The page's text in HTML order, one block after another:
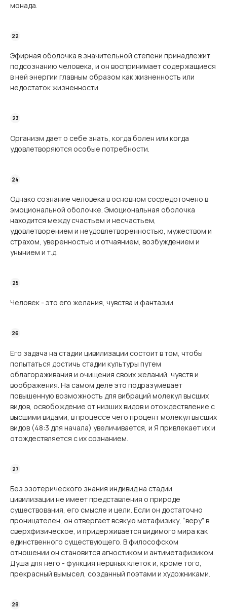
монада.
Эфирная оболочка в значительной степени принадлежит
подсознанию человека, и он воспринимает содержащиеся
в ней энергии главным образом как жизненность или
недостаток жизненности.
Организм дает о себе знать, когда болен или когда
удовлетворяются особые потребности.
Однако сознание человека в основном сосредоточено в
эмоциональной оболочке. Эмоциональная оболочка
находится между счастьем и несчастьем,
удовлетворением и неудовлетворенностью, мужеством и
страхом, уверенностью и отчаянием, возбуждением и
унынием и т.д.
Человек - это его желания, чувства и фантазии.
Его задача на стадии цивилизации состоит в том, чтобы
попытаться достичь стадии культуры путем
облагораживания и очищения своих желаний, чувств и
воображения. На самом деле это подразумевает
повышенную возможность для вибраций молекул высших
видов, освобождение от низших видов и отождествление с
высшими видами, в процессе чего процент молекул высших
видов (48:3 для начала) увеличивается, и Я привлекает их и
отождествляется с их сознанием.
Без эзотерического знания индивид на стадии
цивилизации не имеет представления о природе
существования, его смысле и цели. Если он достаточно
проницателен, он отвергает всякую метафизику, “веру” в
сверхфизическое, и придерживается видимого мира как
единственного существующего. В философском
отношении он становится агностиком и антиметафизиком.
Душа для него - функция нервных клеток и, кроме того,
прекрасный вымысел, созданный поэтами и художниками.